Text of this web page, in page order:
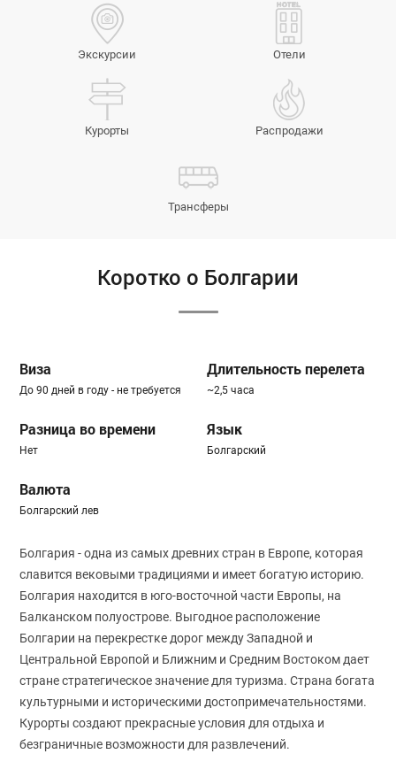
Экскурсии Отели
Курорты Распродажи
Трансферы
Коротко о Болгарии
Виза
До 90 дней в году - не требуется
Длительность перелета
~2,5 часа
Разница во времени
Нет
Язык
Болгарский
Валюта
Болгарский лев
Болгария - одна из самых древних стран в Европе, которая
славится вековыми традициями и имеет богатую историю.
Болгария находится в юго-восточной части Европы, на
Балканском полуострове. Выгодное расположение
Болгарии на перекрестке дорог между Западной и
Центральной Европой и Ближним и Средним Востоком дает
стране стратегическое значение для туризма. Страна богата
культурными и историческими достопримечательностями.
Курорты создают прекрасные условия для отдыха и
безграничные возможности для развлечений.